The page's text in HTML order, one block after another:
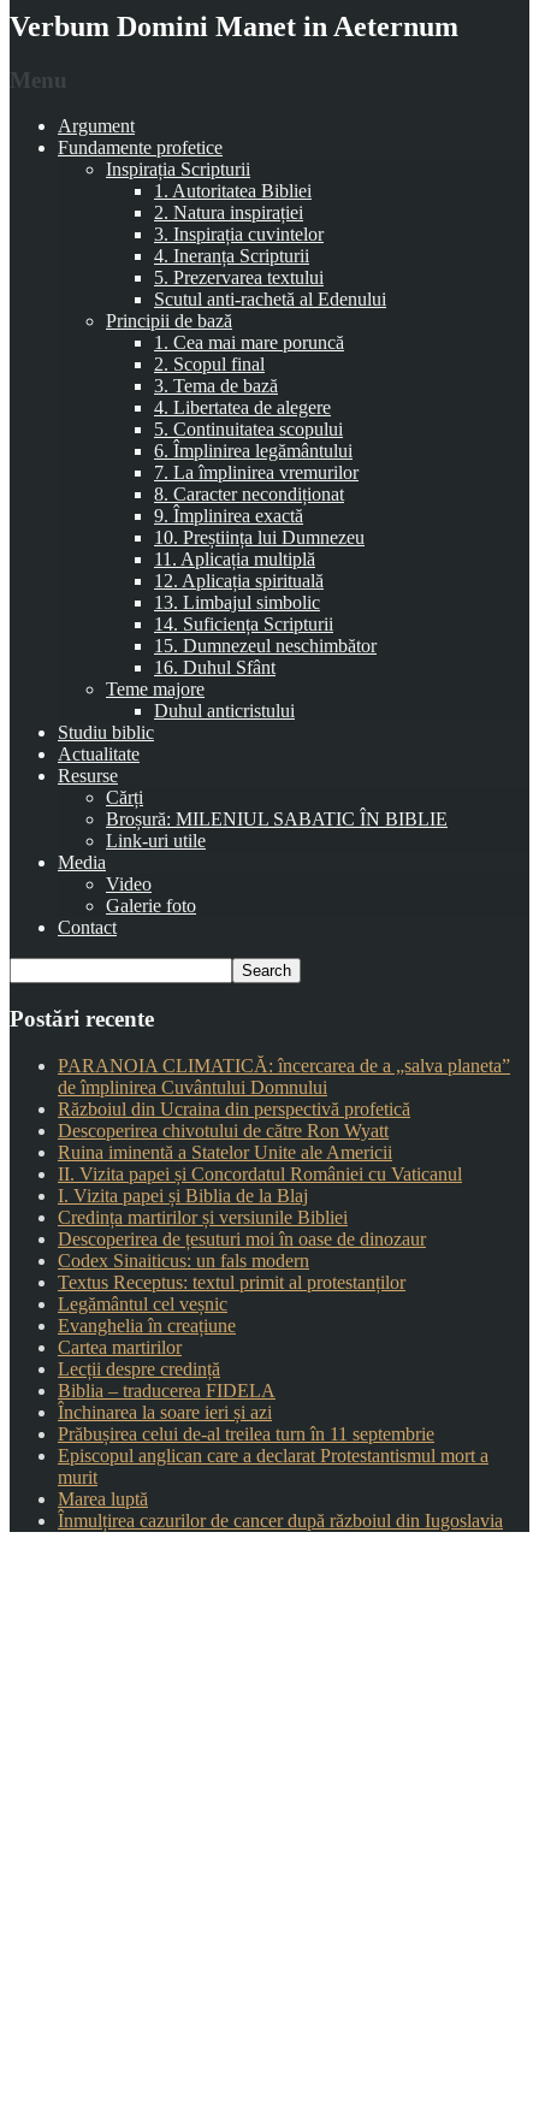
Verbum Domini Manet in Aeternum
Menu
Argument
Fundamente profetice
Inspirația Scripturii
1. Autoritatea Bibliei
2. Natura inspirației
3. Inspirația cuvintelor
4. Ineranța Scripturii
5. Prezervarea textului
Scutul anti-rachetă al Edenului
Principii de bază
1. Cea mai mare poruncă
2. Scopul final
3. Tema de bază
4. Libertatea de alegere
5. Continuitatea scopului
6. Împlinirea legământului
7. La împlinirea vremurilor
8. Caracter necondiționat
9. Împlinirea exactă
10. Preștiința lui Dumnezeu
11. Aplicația multiplă
12. Aplicația spirituală
13. Limbajul simbolic
14. Suficiența Scripturii
15. Dumnezeul neschimbător
16. Duhul Sfânt
Teme majore
Duhul anticristului
Studiu biblic
Actualitate
Resurse
Cărți
Broșură: MILENIUL SABATIC ÎN BIBLIE
Link-uri utile
Media
Video
Galerie foto
Contact
Postări recente
PARANOIA CLIMATICĂ: încercarea de a „salva planeta”
de împlinirea Cuvântului Domnului
Războiul din Ucraina din perspectivă profetică
Descoperirea chivotului de către Ron Wyatt
Ruina iminentă a Statelor Unite ale Americii
II. Vizita papei și Concordatul României cu Vaticanul
I. Vizita papei și Biblia de la Blaj
Credința martirilor și versiunile Bibliei
Descoperirea de țesuturi moi în oase de dinozaur
Codex Sinaiticus: un fals modern
Textus Receptus: textul primit al protestanților
Legământul cel veșnic
Evanghelia în creațiune
Cartea martirilor
Lecții despre credință
Biblia – traducerea FIDELA
Închinarea la soare ieri și azi
Prăbușirea celui de-al treilea turn în 11 septembrie
Episcopul anglican care a declarat Protestantismul mort a
murit
Marea luptă
Înmulțirea cazurilor de cancer după războiul din Iugoslavia